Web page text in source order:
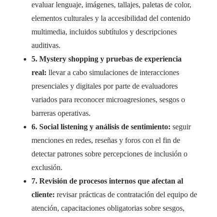
evaluar lenguaje, imágenes, tallajes, paletas de color,
elementos culturales y la accesibilidad del contenido
multimedia, incluidos subtítulos y descripciones
auditivas.
5. Mystery shopping y pruebas de experiencia
real: llevar a cabo simulaciones de interacciones
presenciales y digitales por parte de evaluadores
variados para reconocer microagresiones, sesgos o
barreras operativas.
6. Social listening y análisis de sentimiento: seguir
menciones en redes, reseñas y foros con el fin de
detectar patrones sobre percepciones de inclusión o
exclusión.
7. Revisión de procesos internos que afectan al
cliente: revisar prácticas de contratación del equipo de
atención, capacitaciones obligatorias sobre sesgos,